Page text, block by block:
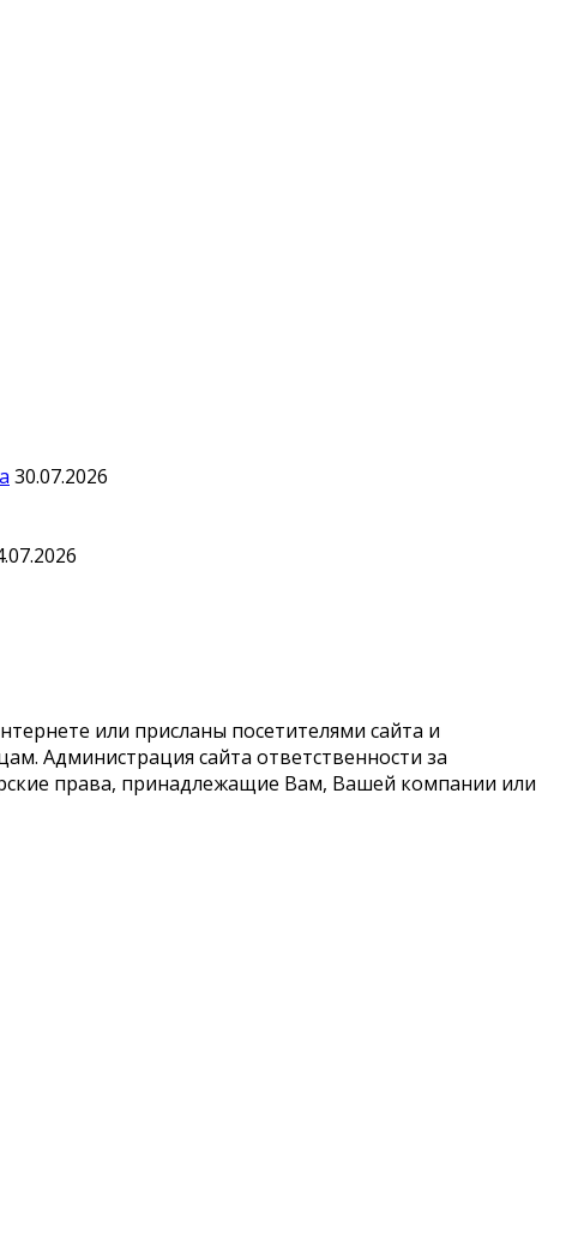
30.07.2026
или присланы посетителями сайта и
Администрация сайта ответственности за
права, принадлежащие Вам, Вашей компании или